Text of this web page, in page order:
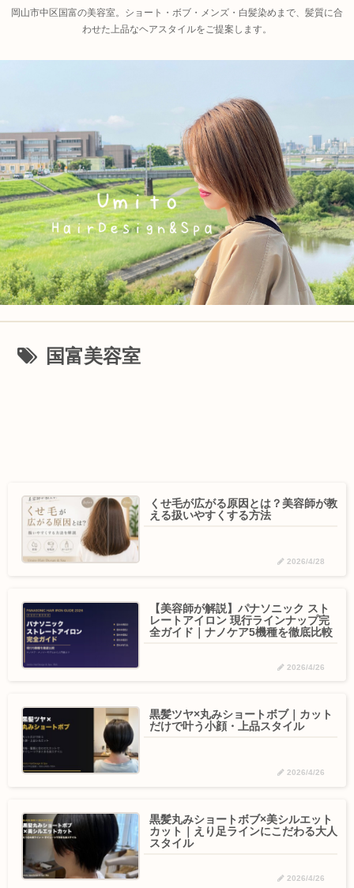
岡山市中区国富の美容室。ショート・ボブ・メンズ・白髪染めまで、髪質に合
わせた上品なヘアスタイルをご提案します。
国富美容室
くせ毛が広がる原因とは？美容師が教
える扱いやすくする方法
2026/4/28
【美容師が解説】パナソニック スト
レートアイロン 現行ラインナップ完
全ガイド｜ナノケア5機種を徹底比較
2026/4/26
黒髪ツヤ×丸みショートボブ｜カット
だけで叶う小顔・上品スタイル
2026/4/26
黒髪丸みショートボブ×美シルエット
カット｜えり足ラインにこだわる大人
スタイル
2026/4/26